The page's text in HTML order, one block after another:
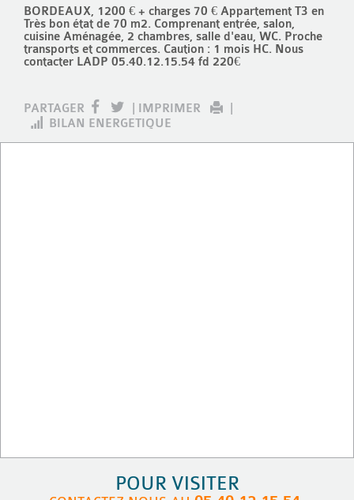
BORDEAUX, 1200 € + charges 70 € Appartement T3 en
Très bon état de 70 m2. Comprenant entrée, salon,
cuisine Aménagée, 2 chambres, salle d'eau, WC. Proche
transports et commerces. Caution : 1 mois HC. Nous
contacter LADP 05.40.12.15.54 fd 220€
PARTAGER IMPRIMER
BILAN ENERGETIQUE
POUR VISITER